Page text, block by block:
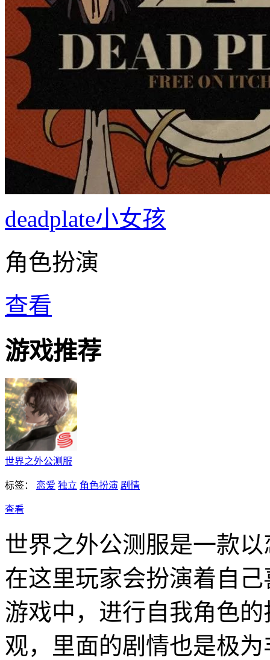
deadplate小女孩
角色扮演
查看
游戏推荐
世界之外公测服
标签： 恋爱 独立 角色扮演 剧情
查看
世界之外公测服是一款
在这里玩家会扮演着自
游戏中，进行自我角色
观，里面的剧情也是极